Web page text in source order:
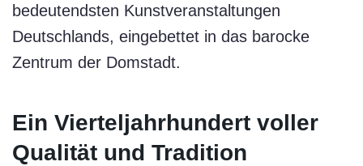
bedeutendsten Kunstveranstaltungen
Deutschlands, eingebettet in das barocke
Zentrum der Domstadt.
Ein Vierteljahrhundert voller
Qualität und Tradition